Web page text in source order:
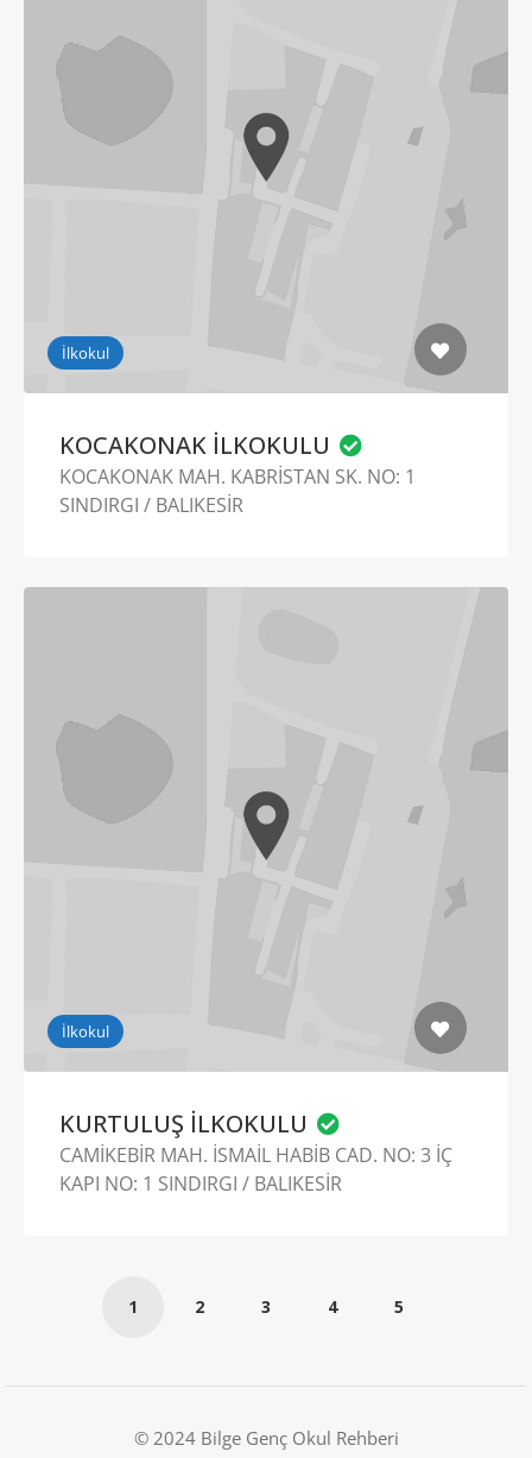
İlkokul
KOCAKONAK İLKOKULU
KOCAKONAK MAH. KABRİSTAN SK. NO: 1
SINDIRGI / BALIKESİR
İlkokul
KURTULUŞ İLKOKULU
CAMİKEBİR MAH. İSMAİL HABİB CAD. NO: 3 İÇ
KAPI NO: 1 SINDIRGI / BALIKESİR
1 2 3 4 5
© 2024 Bilge Genç Okul Rehberi